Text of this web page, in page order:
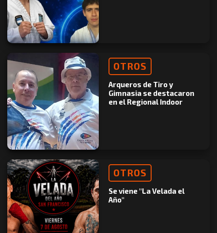
OTROS
Arqueros de Tiro y
Gimnasia se destacaron
en el Regional Indoor
OTROS
Se viene "La Velada el
Año"